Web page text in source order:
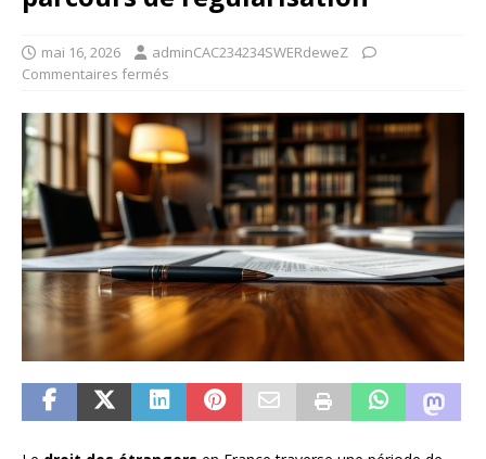
mai 16, 2026
adminCAC234234SWERdeweZ
Commentaires fermés